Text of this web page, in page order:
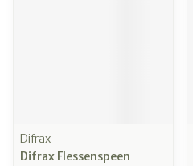
Difrax
Difrax Flessenspeen